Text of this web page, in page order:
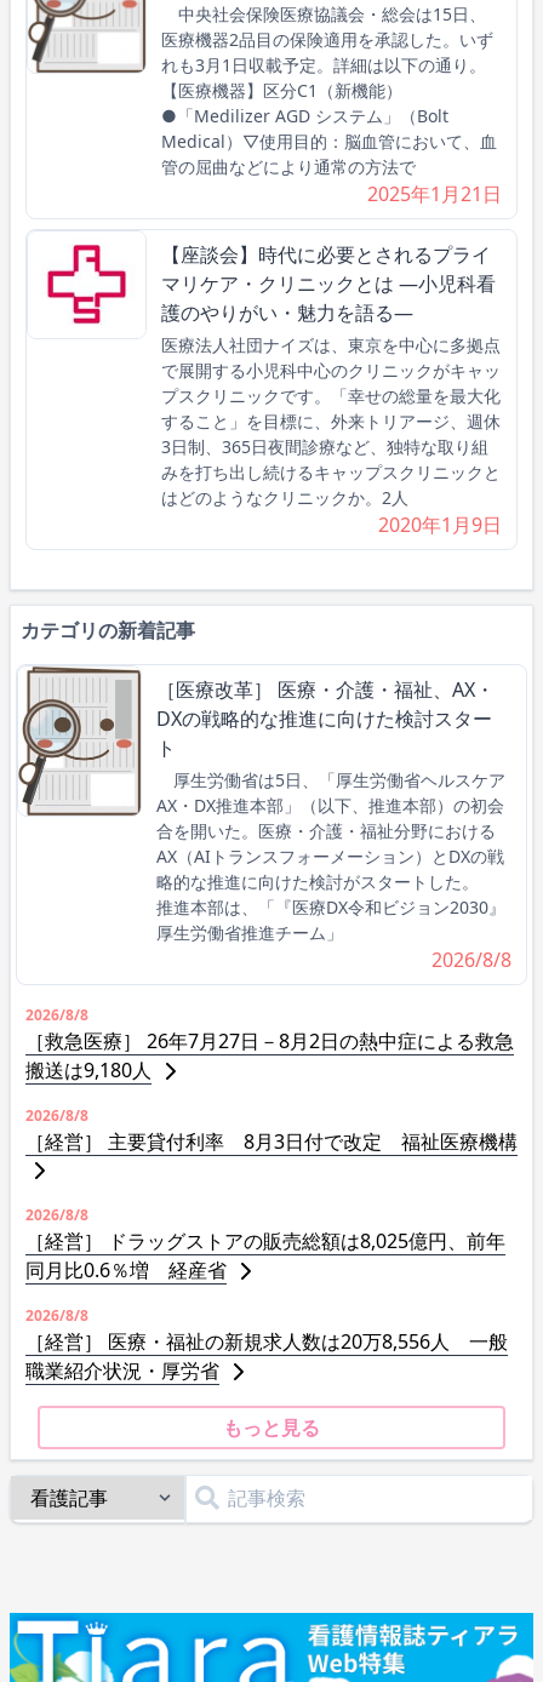
中央社会保険医療協議会・総会は15日、
医療機器2品目の保険適用を承認した。いず
れも3月1日収載予定。詳細は以下の通り。
【医療機器】区分C1（新機能）
●「Medilizer AGD システム」（Bolt
Medical）▽使用目的：脳血管において、血
管の屈曲などにより通常の方法で
2025年1月21日
【座談会】時代に必要とされるプライ
マリケア・クリニックとは ―小児科看
護のやりがい・魅力を語る―
医療法人社団ナイズは、東京を中心に多拠点
で展開する小児科中心のクリニックがキャッ
プスクリニックです。「幸せの総量を最大化
すること」を目標に、外来トリアージ、週休
3日制、365日夜間診療など、独特な取り組
みを打ち出し続けるキャップスクリニックと
はどのようなクリニックか。2人
2020年1月9日
カテゴリの新着記事
［医療改革］ 医療・介護・福祉、AX・
DXの戦略的な推進に向けた検討スター
ト
厚生労働省は5日、「厚生労働省ヘルスケア
AX・DX推進本部」（以下、推進本部）の初会
合を開いた。医療・介護・福祉分野における
AX（AIトランスフォーメーション）とDXの戦
略的な推進に向けた検討がスタートした。
推進本部は、「『医療DX令和ビジョン2030』
厚生労働省推進チーム」
2026/8/8
2026/8/8
［救急医療］ 26年7月27日－8月2日の熱中症による救急
搬送は9,180人
2026/8/8
［経営］ 主要貸付利率 8月3日付で改定 福祉医療機構
2026/8/8
［経営］ ドラッグストアの販売総額は8,025億円、前年
同月比0.6％増 経産省
2026/8/8
［経営］ 医療・福祉の新規求人数は20万8,556人 一般
職業紹介状況・厚労省
もっと見る